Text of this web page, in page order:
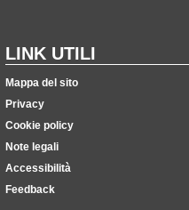
LINK UTILI
Mappa del sito
Privacy
Cookie policy
Note legali
Accessibilità
Feedback